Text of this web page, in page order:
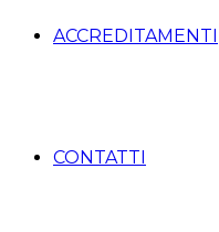
ACCREDITAMENTI
CONTATTI